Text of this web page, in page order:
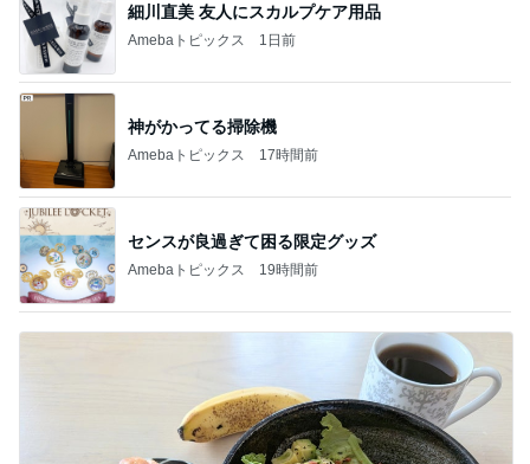
細川直美 友人にスカルプケア用品
Amebaトピックス 1日前
神がかってる掃除機
Amebaトピックス 17時間前
センスが良過ぎて困る限定グッズ
Amebaトピックス 19時間前